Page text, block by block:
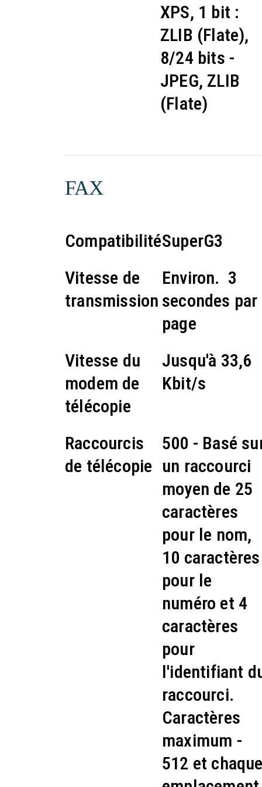
XPS, 1 bit :
ZLIB (Flate),
8/24 bits -
JPEG, ZLIB
(Flate)
FAX
CompatibilitéSuperG3
Vitesse de
transmission
Environ. 3
secondes par
page
Vitesse du
modem de
télécopie
Jusqu'à 33,6
Kbit/s
Raccourcis
de télécopie
500 - Basé
un raccourci
moyen de 25
caractères
pour le nom,
10 caractères
pour le
numéro et 4
caractères
pour
l'identifiant
raccourci.
Caractères
maximum -
512 et